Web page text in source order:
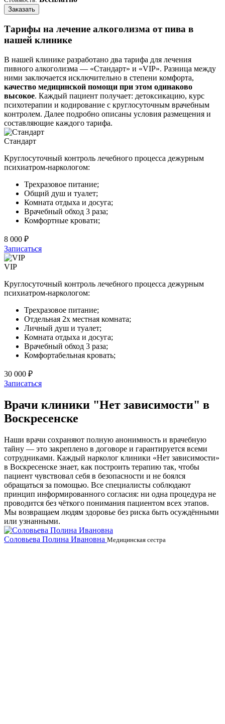
Заказать
Тарифы на лечение алкоголизма от пива в
нашей клинике
В нашей клинике разработано два тарифа для лечения
пивного алкоголизма — «Стандарт» и «VIP». Разница между
ними заключается исключительно в степени комфорта,
качество медицинской помощи при этом одинаково
высокое. Каждый пациент получает: детоксикацию, курс
психотерапии и кодирование с круглосуточным врачебным
контролем. Далее подробно описаны условия размещения и
составляющие каждого тарифа.
Стандарт
Круглосуточный контроль лечебного процесса дежурным
психиатром-наркологом:
Трехразовое питание;
Общий душ и туалет;
Комната отдыха и досуга;
Врачебный обход 3 раза;
Комфортные кровати;
8 000 ₽
Записаться
VIP
Круглосуточный контроль лечебного процесса дежурным
психиатром-наркологом:
Трехразовое питание;
Отдельная 2х местная комната;
Личный душ и туалет;
Комната отдыха и досуга;
Врачебный обход 3 раза;
Комфортабельная кровать;
30 000 ₽
Записаться
Врачи клиники "Нет зависимости" в
Воскресенске
Наши врачи сохраняют полную анонимность и врачебную
тайну — это закреплено в договоре и гарантируется всеми
сотрудниками. Каждый нарколог клиники «Нет зависимости»
в Воскресенске знает, как построить терапию так, чтобы
пациент чувствовал себя в безопасности и не боялся
обращаться за помощью. Все специалисты соблюдают
принцип информированного согласия: ни одна процедура не
проводится без чёткого понимания пациентом всех этапов.
Мы возвращаем людям здоровье без риска быть осуждёнными
или узнанными.
Соловьева Полина Ивановна Медицинская сестра